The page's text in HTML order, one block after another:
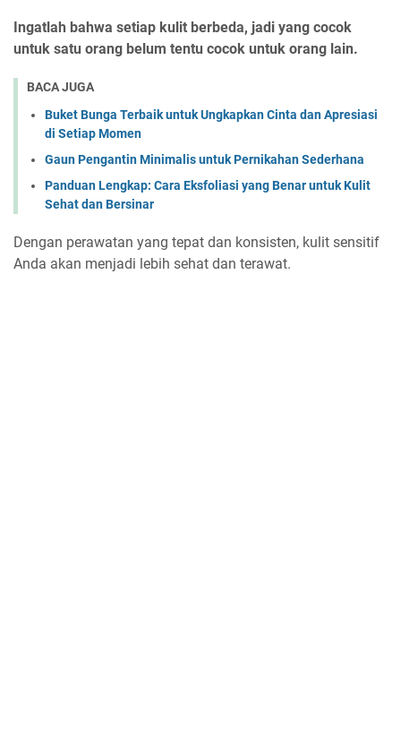
Ingatlah bahwa setiap kulit berbeda, jadi yang cocok
untuk satu orang belum tentu cocok untuk orang lain.
BACA JUGA
Buket Bunga Terbaik untuk Ungkapkan Cinta dan Apresiasi
di Setiap Momen
Gaun Pengantin Minimalis untuk Pernikahan Sederhana
Panduan Lengkap: Cara Eksfoliasi yang Benar untuk Kulit
Sehat dan Bersinar
Dengan perawatan yang tepat dan konsisten, kulit sensitif
Anda akan menjadi lebih sehat dan terawat.